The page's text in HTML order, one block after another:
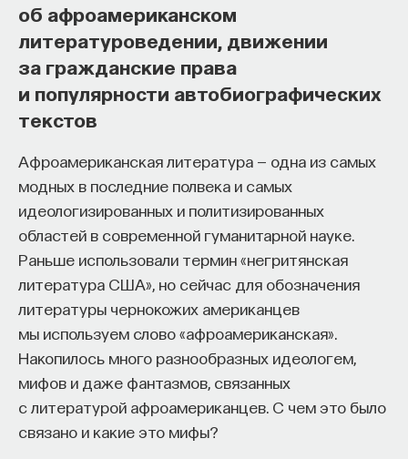
об афроамериканском
литературоведении, движении
за гражданские права
и популярности автобиографических
текстов
Афроамериканская литература — одна из самых
модных в последние полвека и самых
идеологизированных и политизированных
областей в современной гуманитарной науке.
Раньше использовали термин «негритянская
литература США», но сейчас для обозначения
литературы чернокожих американцев
мы используем слово «афроамериканская».
Накопилось много разнообразных идеологем,
мифов и даже фантазмов, связанных
с литературой афроамериканцев. С чем это было
связано и какие это мифы?
Как философия помогает составлять
собственное мнение
о происходящем в мире?
Как философия помогает понять мир, в котором
представления об окружающей
действительности и познавать самого себя?
Ответы на эти и другие вопросы можно найти,
записавшисьна курс «Философский поиск:
начала».
философский поиск — это не только каскад
занимательных головоломок, но и набор
инструментов, жизненно необходимых для
современного человека.
Пройдя этот курс, вы: